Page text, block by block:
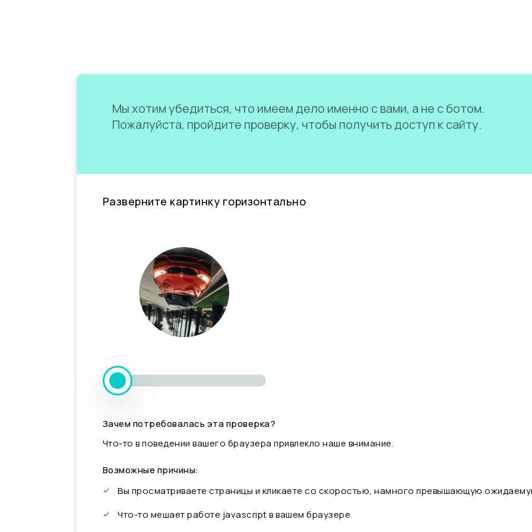
Мы хотим убедиться, что имеем дело именно с вами, а не с ботом.
Пожалуйста, пройдите проверку, чтобы получить доступ к сайту.
Разверните картинку горизонтально
Зачем потребовалась эта проверка?
Что-то в поведении вашего браузера привлекло наше внимание.
Возможные причины:
Вы просматриваете страницы и кликаете со скоростью, намного превышающую
Что-то мешает работе javascript в вашем браузере